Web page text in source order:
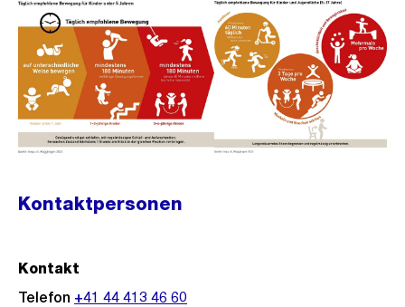
Kontaktpersonen
Kontakt
Telefon +41 44 413 46 60